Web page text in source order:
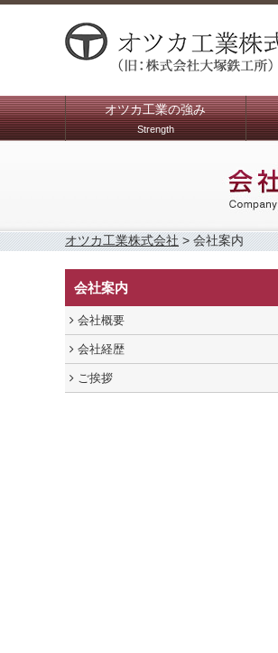
オツカ工業の強み
Strength
オツカ工業株式会社 > 会社案内
会社案内
会社概要
会社経歴
ご挨拶